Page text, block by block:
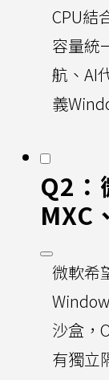
CPU結
容量統
航、AI
義
Q2
MXC
微軟希
沙盒，
有獨立